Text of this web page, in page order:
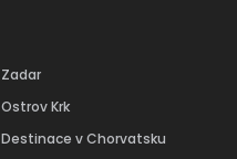
Zadar
Ostrov Krk
Destinace v Chorvatsku